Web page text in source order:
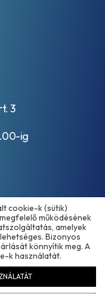
3
ig
cookie-k (sütik)
működésének
amelyek
Bizonyos
könnyítik meg. A
k használatát.